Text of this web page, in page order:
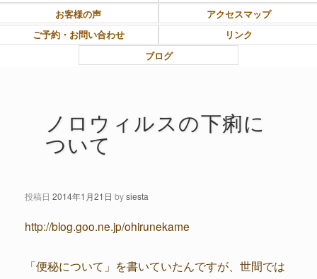
お客様の声
アクセスマップ
ご予約・お問い合わせ
リンク
ブログ
ノロウィルスの下痢に
ついて
投稿日 2014年1月21日 bysiesta
http://blog.goo.ne.jp/ohirunekame
「便秘について」を書いていたんですが、世間では